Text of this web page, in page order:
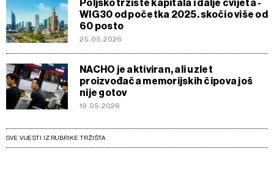
Poljsko tržište kapitala i dalje cvijeta -
WIG30 od početka 2025. skočio više od
60 posto
25.05.2026
NACHO je aktiviran, ali uzlet
proizvođača memorijskih čipova još
nije gotov
19.05.2026
SVE VIJESTI IZ RUBRIKE TRŽIŠTA